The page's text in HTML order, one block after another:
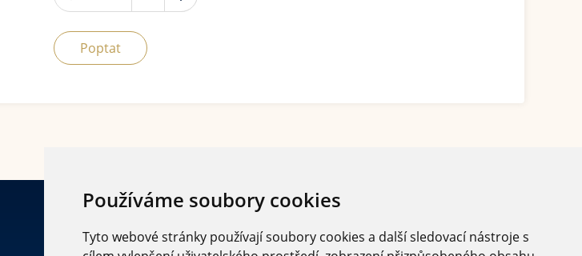
Používáme soubory cookies
Tyto webové stránky používají soubory cookies a další sledovací nástroje s
Poptat